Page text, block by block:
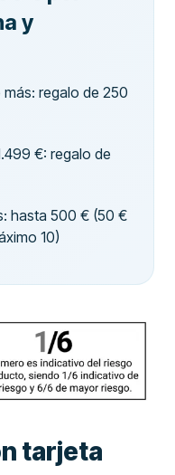
y
regalo de 250
€: regalo de
hasta 500 € (50 €
10)
tarjeta